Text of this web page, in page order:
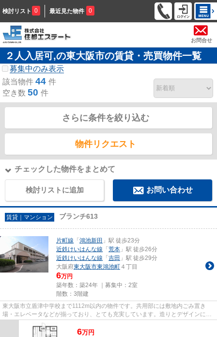
検討リスト 0 最近見た物件 0
お問合せ
２人入居可,の東大阪市の賃貸・売買物件一覧
募集中のみ表示
該当物件 44 件
空き数 50 件
さらに条件を絞り込む
物件リクエスト
チェックした物件をまとめて
検討リストに追加 お問い合わせ
賃貸｜マンション ブランチ613
片町線 「 鴻池新田 」駅 徒歩23分
近鉄けいはんな線 「 荒本 」駅 徒歩26分
近鉄けいはんな線 「 吉田 」駅 徒歩29分
大阪府東大阪市東鴻池町 ４丁目
6万円
築年数：築24年 ｜募集中： 2室
階数：3階建
東大阪市立盾津中学校まで1112m以内の物件です。共用部には敷地内ごみ置き
場・エレベータなどが揃っており、とても充実しています。造りとデザインに関
して、自信をもって情報を提供で...
6万円